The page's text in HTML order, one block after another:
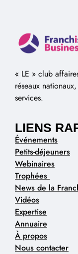
« LE » club
réseaux
services.
LIENS
Événements
Petits-déjeuners
Webinaires
Trophées
News de la
Vidéos
Expertise
Annuaire
À propos
Nous contacter